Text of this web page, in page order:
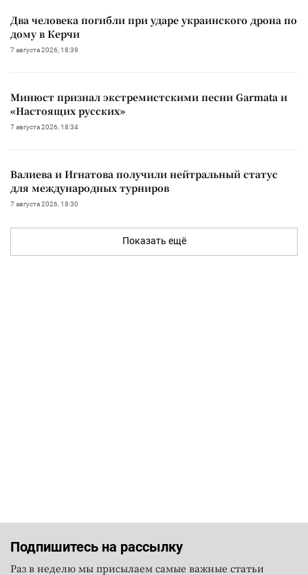
Два человека погибли при ударе украинского дрона по
дому в Керчи
7 августа 2026, 18:39
Минюст признал экстремистскими песни Garmata и
«Настоящих русских»
7 августа 2026, 18:34
Валиева и Игнатова получили нейтральный статус
для международных турниров
7 августа 2026, 18:30
Показать ещё
Подпишитесь на рассылку
Раз в неделю мы присылаем самые важные статьи